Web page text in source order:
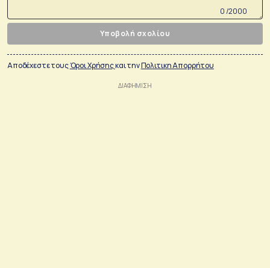
0 /2000
Υποβολή σχολίου
Αποδέχεστε τουςΌροι Χρήσηςκαι τηνΠολιτικη Απορρήτου